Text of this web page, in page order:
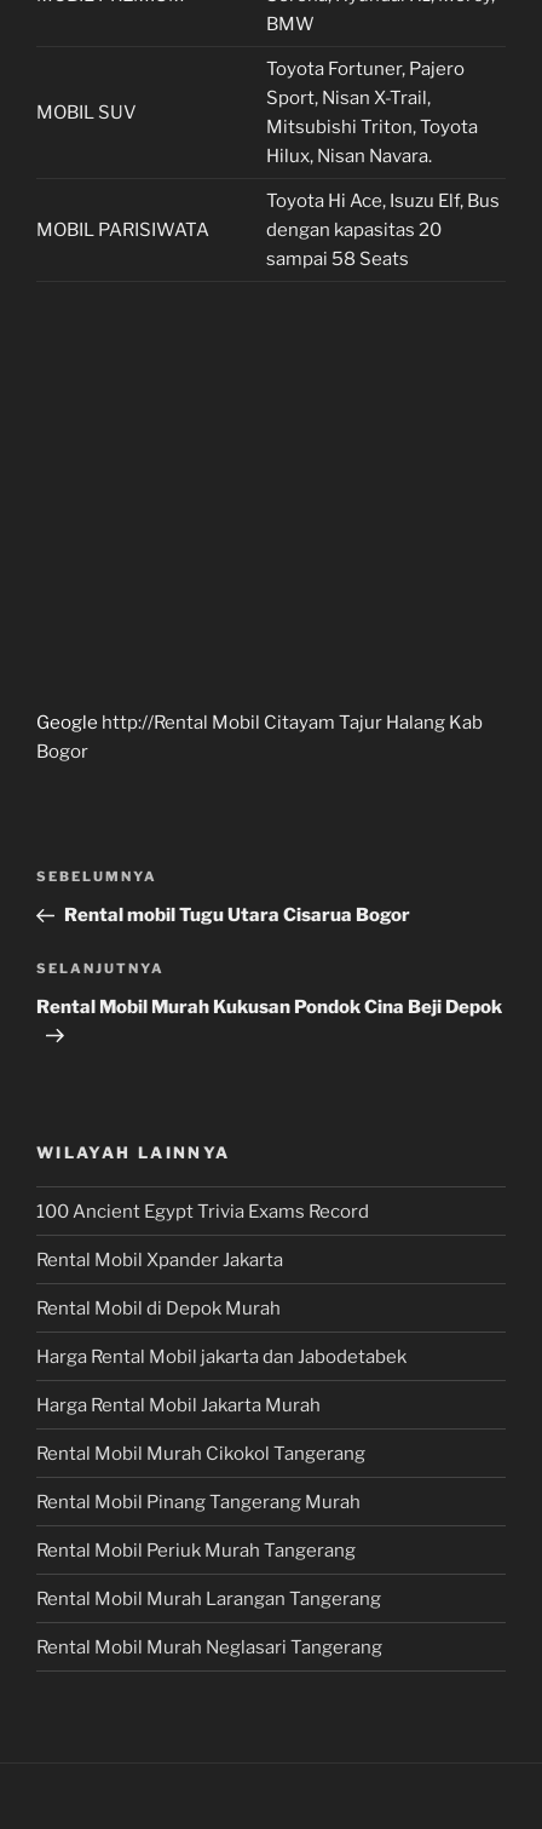
BMW
MOBIL SUV
Toyota Fortuner, Pajero
Sport, Nisan X-Trail,
Mitsubishi Triton, Toyota
Hilux, Nisan Navara.
MOBIL PARISIWATA
Toyota Hi Ace, Isuzu Elf, Bus
dengan kapasitas 20
sampai 58 Seats
Geogle http://Rental Mobil Citayam Tajur Halang Kab
Bogor
Navigasi
Pos
Sebelumnya
SEBELUMNYA
Rental mobil Tugu Utara Cisarua Bogor
Pos
Selanjutnya
SELANJUTNYA
Rental Mobil Murah Kukusan Pondok Cina Beji Depok
WILAYAH LAINNYA
100 Ancient Egypt Trivia Exams Record
Rental Mobil Xpander Jakarta
Rental Mobil di Depok Murah
Harga Rental Mobil jakarta dan Jabodetabek
Harga Rental Mobil Jakarta Murah
Rental Mobil Murah Cikokol Tangerang
Rental Mobil Pinang Tangerang Murah
Rental Mobil Periuk Murah Tangerang
Rental Mobil Murah Larangan Tangerang
Rental Mobil Murah Neglasari Tangerang